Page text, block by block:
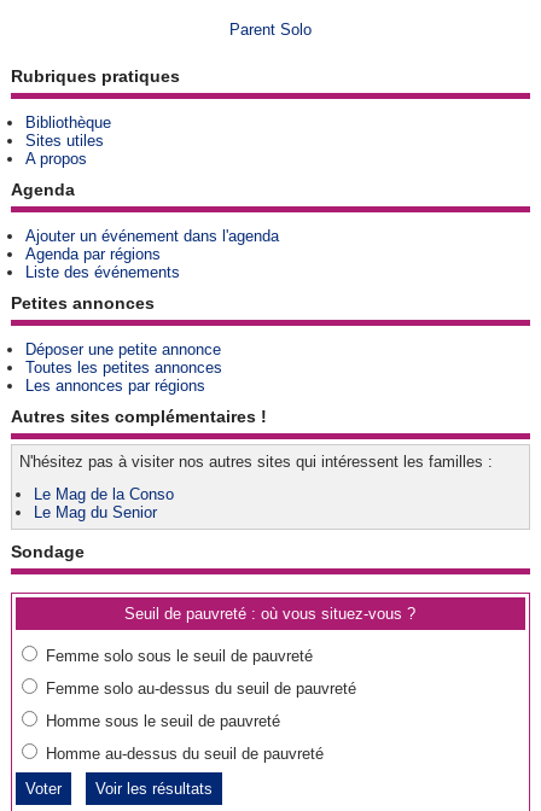
Parent Solo
Rubriques pratiques
Bibliothèque
Sites utiles
A propos
Agenda
Ajouter un événement dans l'agenda
Agenda par régions
Liste des événements
Petites annonces
Déposer une petite annonce
Toutes les petites annonces
Les annonces par régions
Autres sites complémentaires !
N'hésitez pas à visiter nos autres sites qui intéressent les familles :
Le Mag de la Conso
Le Mag du Senior
Sondage
Seuil de pauvreté : où vous situez-vous ?
Femme solo sous le seuil de pauvreté
Femme solo au-dessus du seuil de pauvreté
Homme sous le seuil de pauvreté
Homme au-dessus du seuil de pauvreté
Voir les résultats